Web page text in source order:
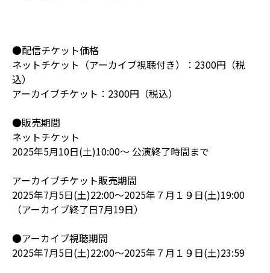
●配信チケット価格
ネットチケット（アーカイブ視聴付き）：2300円（税
込）
アーカイブチケット：2300円（税込）
●販売期間
ネットチケット
2025年5月10日(土)10:00～ 公演終了時間まで
アーカイブチケット販売期間
2025年7月5日(土)22:00～2025年７月１９日(土)19:00
（アーカイブ終了日7月19日）
●アーカイブ視聴期間
2025年7月5日(土)22:00～2025年７月１９日(土)23:59